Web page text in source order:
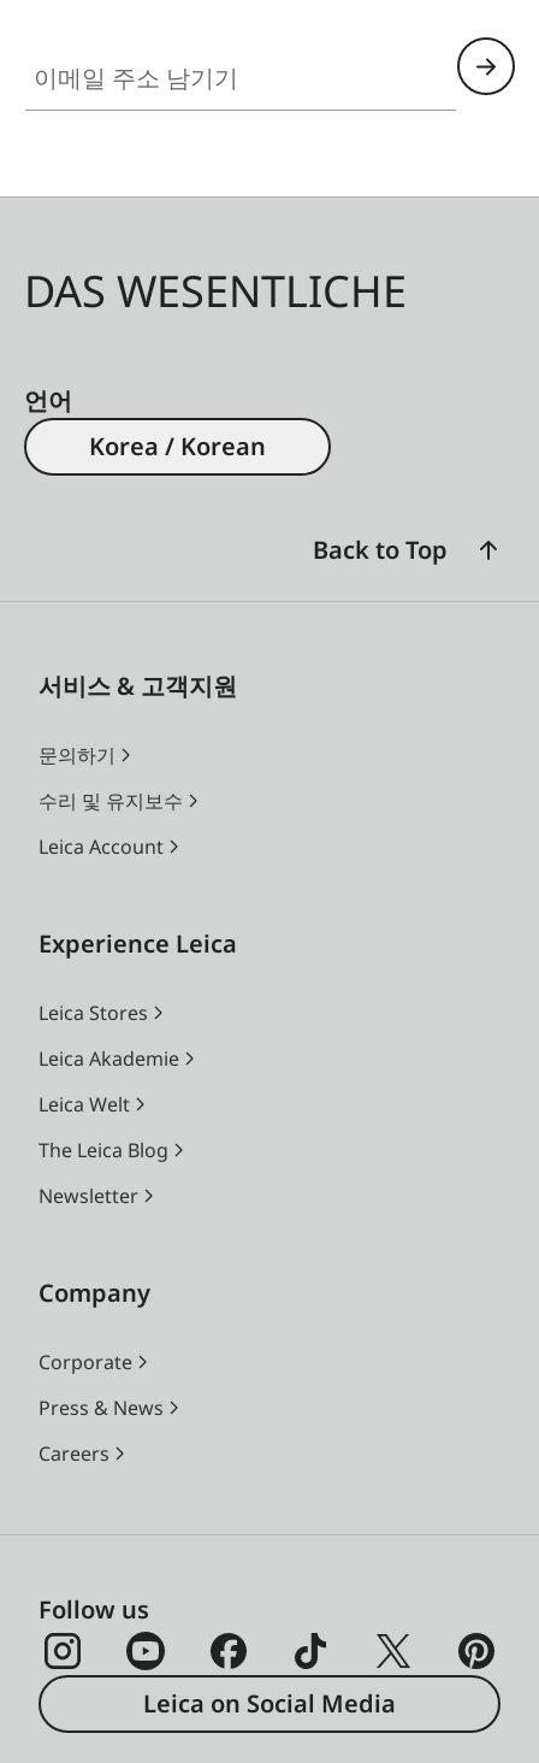
DAS WESENTLICHE
언어
Korea / Korean
Back to Top
서비스 & 고객지원
문의하기
수리 및 유지보수
Leica Account
Experience Leica
Leica Stores
Leica Akademie
Leica Welt
The Leica Blog
Newsletter
Company
Corporate
Press & News
Careers
Follow us
Leica on Social Media